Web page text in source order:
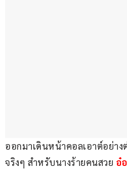
ออกมาเดินหน้าคอลเอาต์อย่าง
จริงๆ สำหรับนางร้ายคนสวย อ๋